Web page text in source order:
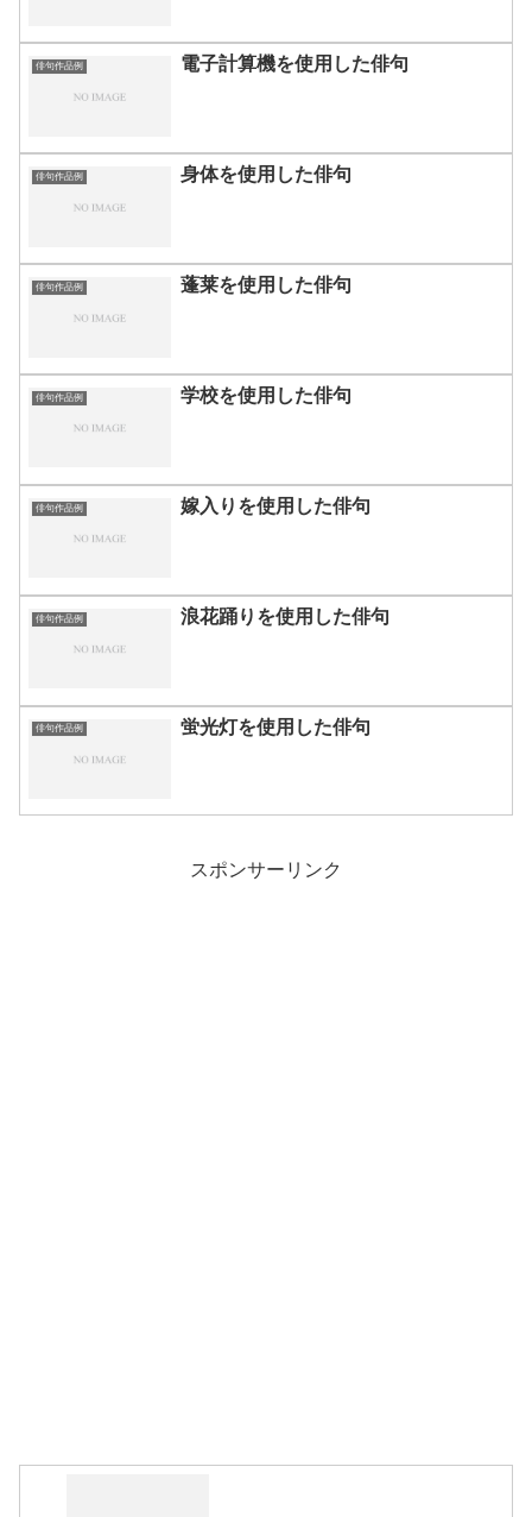
俳句作品例 電子計算機を使用した俳句
俳句作品例 身体を使用した俳句
俳句作品例 蓬莱を使用した俳句
俳句作品例 学校を使用した俳句
俳句作品例 嫁入りを使用した俳句
俳句作品例 浪花踊りを使用した俳句
俳句作品例 蛍光灯を使用した俳句
スポンサーリンク